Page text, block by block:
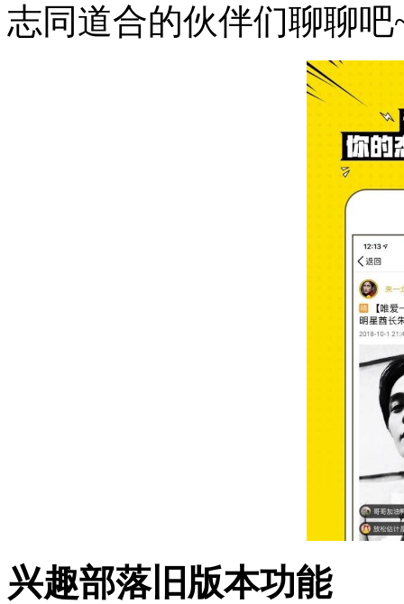
志同道合的伙伴们聊聊吧
兴趣部落旧版本功能